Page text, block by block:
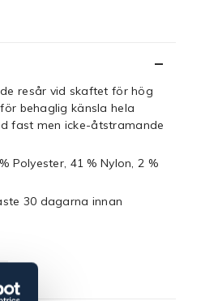
resår vid skaftet för hög
behaglig känsla hela
fast men icke-åtstramande
Polyester, 41 % Nylon, 2 %
30 dagarna innan